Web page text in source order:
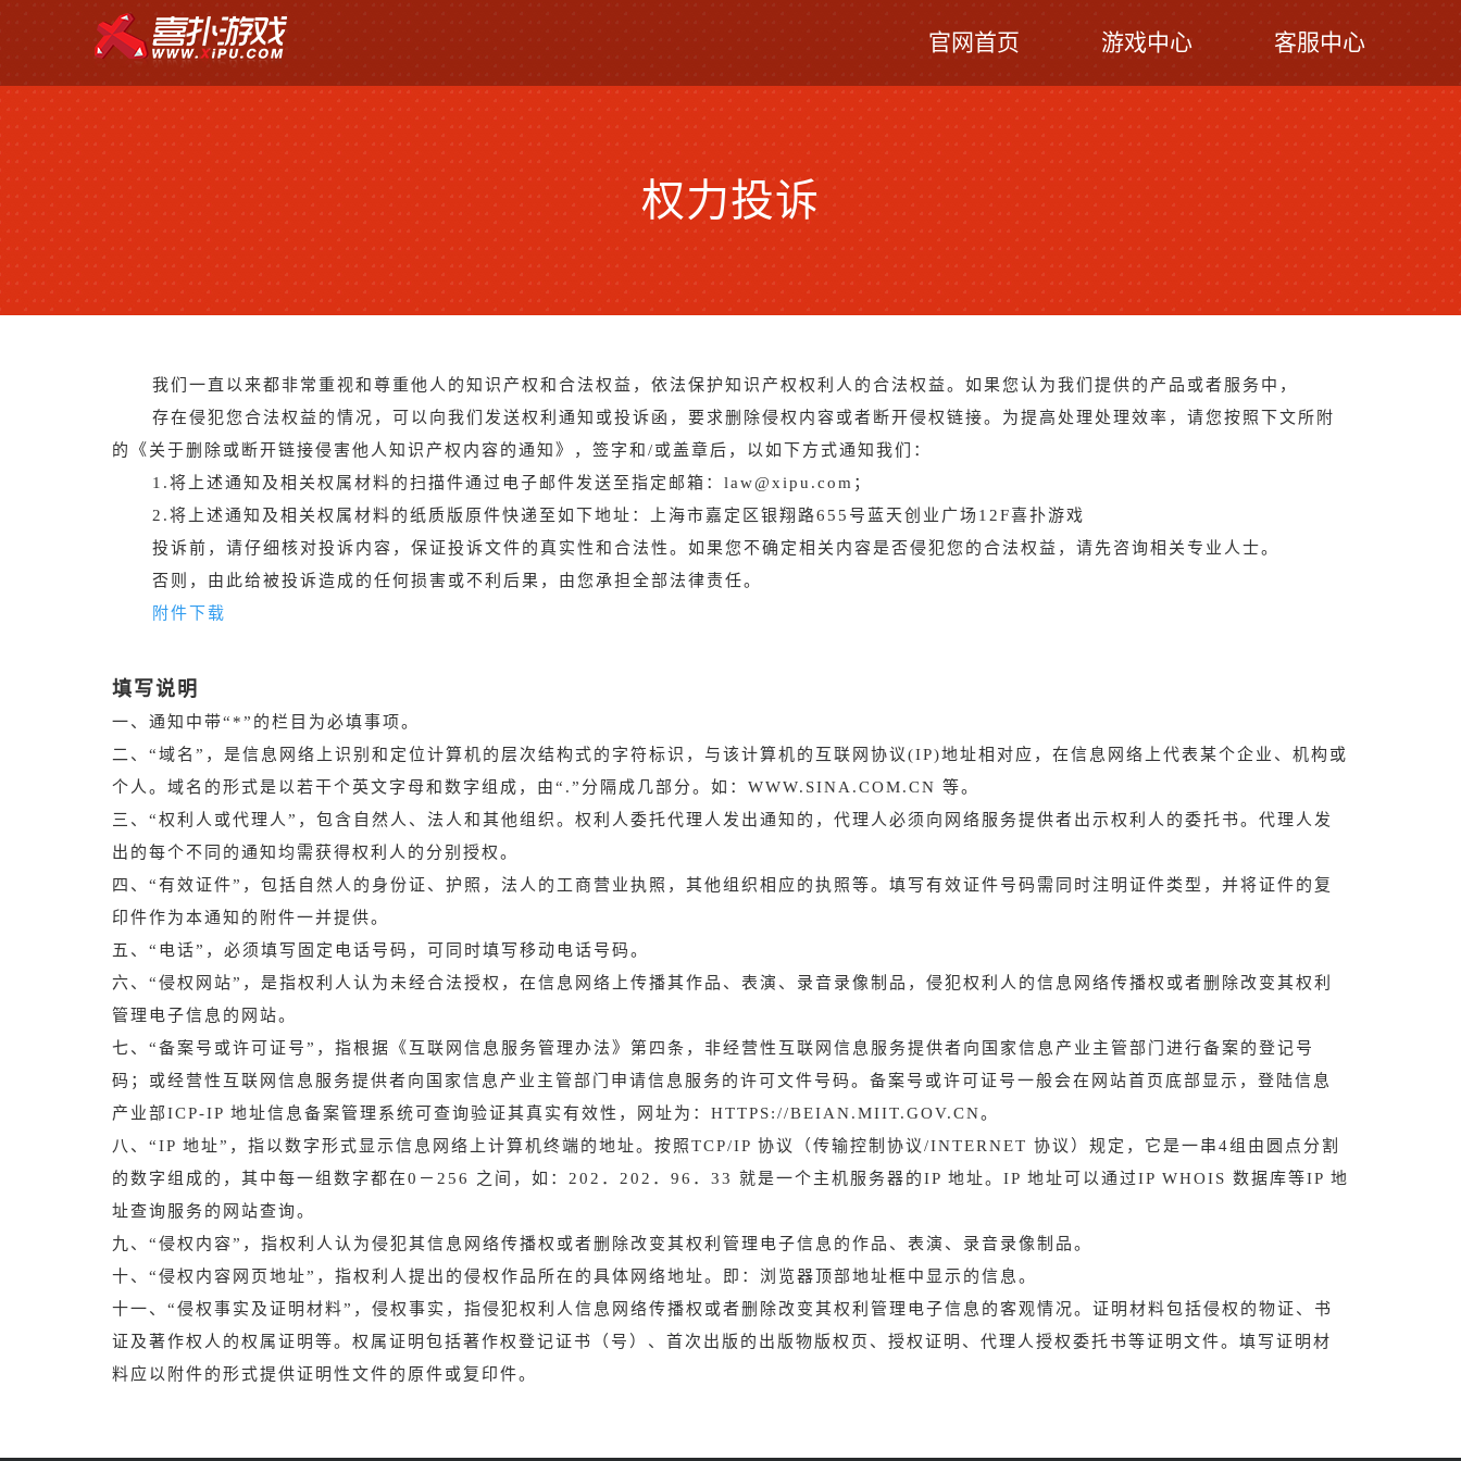
权力投诉
官网首页 游戏中心 客服中心
我们一直以来都非常重视和尊重他人的知识产权和合法权益，依法保护知识产权权利人的合法权益。如果您认为我们提供的产品或者服务中，
存在侵犯您合法权益的情况，可以向我们发送权利通知或投诉函，要求删除侵权内容或者断开侵权链接。为提高处理处理效率，请您按照下文所附
的《关于删除或断开链接侵害他人知识产权内容的通知》，签字和/或盖章后，以如下方式通知我们：
1.将上述通知及相关权属材料的扫描件通过电子邮件发送至指定邮箱：law@xipu.com；
2.将上述通知及相关权属材料的纸质版原件快递至如下地址：上海市嘉定区银翔路655号蓝天创业广场12F喜扑游戏
投诉前，请仔细核对投诉内容，保证投诉文件的真实性和合法性。如果您不确定相关内容是否侵犯您的合法权益，请先咨询相关专业人士。
否则，由此给被投诉造成的任何损害或不利后果，由您承担全部法律责任。
附件下载
填写说明
一、通知中带“*”的栏目为必填事项。
二、“域名”，是信息网络上识别和定位计算机的层次结构式的字符标识，与该计算机的互联网协议(IP)地址相对应，在信息网络上代表某个企业、机构或
个人。域名的形式是以若干个英文字母和数字组成，由“.”分隔成几部分。如：WWW.SINA.COM.CN 等。
三、“权利人或代理人”，包含自然人、法人和其他组织。权利人委托代理人发出通知的，代理人必须向网络服务提供者出示权利人的委托书。代理人发
出的每个不同的通知均需获得权利人的分别授权。
四、“有效证件”，包括自然人的身份证、护照，法人的工商营业执照，其他组织相应的执照等。填写有效证件号码需同时注明证件类型，并将证件的复
印件作为本通知的附件一并提供。
五、“电话”，必须填写固定电话号码，可同时填写移动电话号码。
六、“侵权网站”，是指权利人认为未经合法授权，在信息网络上传播其作品、表演、录音录像制品，侵犯权利人的信息网络传播权或者删除改变其权利
管理电子信息的网站。
七、“备案号或许可证号”，指根据《互联网信息服务管理办法》第四条，非经营性互联网信息服务提供者向国家信息产业主管部门进行备案的登记号
码；或经营性互联网信息服务提供者向国家信息产业主管部门申请信息服务的许可文件号码。备案号或许可证号一般会在网站首页底部显示，登陆信息
产业部ICP-IP 地址信息备案管理系统可查询验证其真实有效性，网址为：HTTPS://BEIAN.MIIT.GOV.CN。
八、“IP 地址”，指以数字形式显示信息网络上计算机终端的地址。按照TCP/IP 协议（传输控制协议/INTERNET 协议）规定，它是一串4组由圆点分割
的数字组成的，其中每一组数字都在0－256 之间，如：202．202．96．33 就是一个主机服务器的IP 地址。IP 地址可以通过IP WHOIS 数据库等IP 地
址查询服务的网站查询。
九、“侵权内容”，指权利人认为侵犯其信息网络传播权或者删除改变其权利管理电子信息的作品、表演、录音录像制品。
十、“侵权内容网页地址”，指权利人提出的侵权作品所在的具体网络地址。即：浏览器顶部地址框中显示的信息。
十一、“侵权事实及证明材料”，侵权事实，指侵犯权利人信息网络传播权或者删除改变其权利管理电子信息的客观情况。证明材料包括侵权的物证、书
证及著作权人的权属证明等。权属证明包括著作权登记证书（号）、首次出版的出版物版权页、授权证明、代理人授权委托书等证明文件。填写证明材
料应以附件的形式提供证明性文件的原件或复印件。